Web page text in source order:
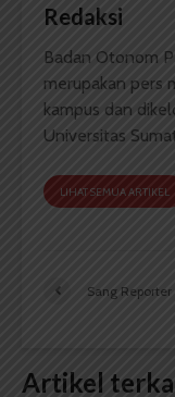
Redaksi
Badan Otonom
merupakan pers
kampus dan
Universitas
LIHAT SEMUA ARTIKEL
Sang Reporter
Artikel